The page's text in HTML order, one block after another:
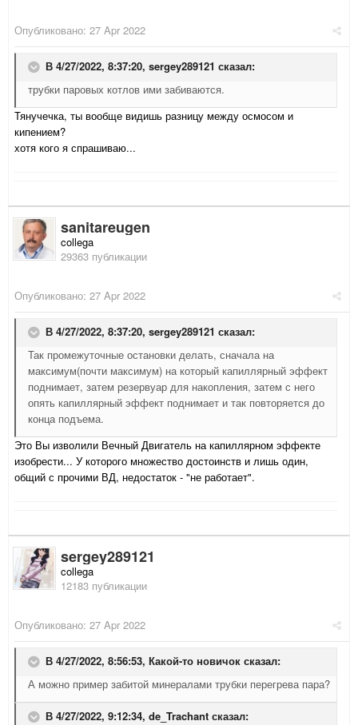
Опубликовано: 27 Apr 2022
В 4/27/2022, 8:37:20, sergey289121 сказал:
трубки паровых котлов ими забиваются.
Тянучечка, ты вообще видишь разницу между осмосом и
кипением?
хотя кого я спрашиваю...
sanitareugen
collega
29363 публикации
Опубликовано: 27 Apr 2022
В 4/27/2022, 8:37:20, sergey289121 сказал:
Так промежуточные остановки делать, сначала на
максимум(почти максимум) на который капиллярный эффект
поднимает, затем резервуар для накопления, затем с него
опять капиллярный эффект поднимает и так повторяется до
конца подъема.
Это Вы изволили Вечный Двигатель на капиллярном эффекте
изобрести... У которого множество достоинств и лишь один,
общий с прочими ВД, недостаток - "не работает".
sergey289121
collega
12183 публикации
Опубликовано: 27 Apr 2022
В 4/27/2022, 8:56:53, Какой-то новичок сказал:
А можно пример забитой минералами трубки перегрева пара?
В 4/27/2022, 9:12:34, de_Trachant сказал: